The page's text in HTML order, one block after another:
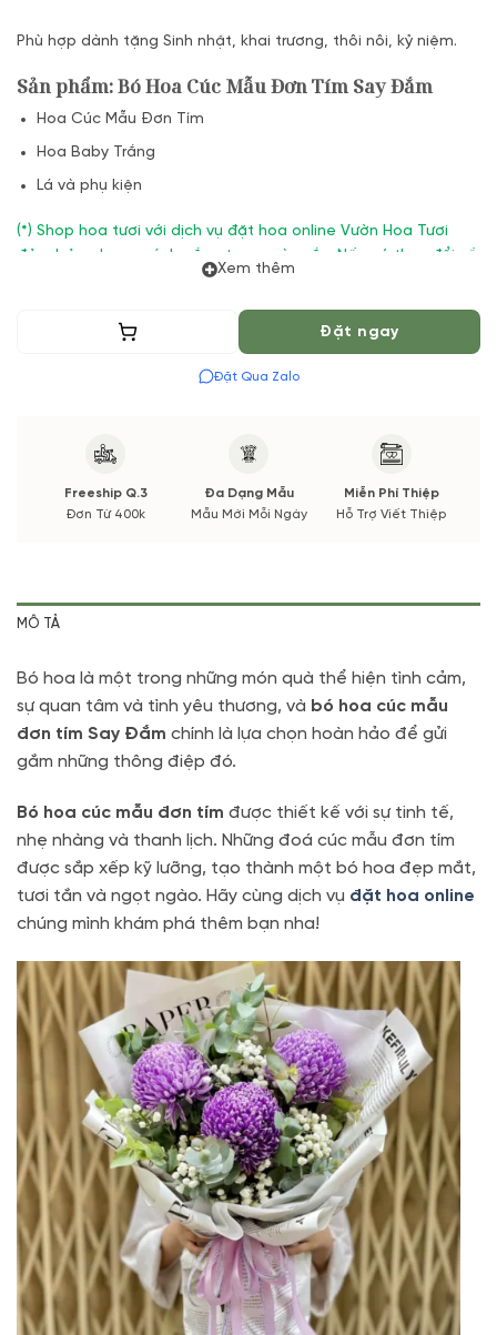
Phù hợp dành tặng Sinh nhật, khai trương, thôi nôi, kỷ niệm.
Sản phẩm: Bó Hoa Cúc Mẫu Đơn Tím Say Đắm
Hoa Cúc Mẫu Đơn Tím
Hoa Baby Trắng
Lá và phụ kiện
(*) Shop hoa tươi với dịch vụ đặt hoa online Vườn Hoa Tươi
đảm bảo phong cách cắm, tone màu sắc. Nếu có thay đổi về
Hoa phụ và thời gian giao sẽ được thông báo đến Quý khách
Xem thêm
Thêm vào giỏ Đặt ngay
Đặt Qua Zalo
Freeship Q.3
Đơn Từ 400k
Đa Dạng Mẫu
Mẫu Mới Mỗi Ngày
Miễn Phí Thiệp
Hỗ Trợ Viết Thiệp
MÔ TẢ
Bó hoa là một trong những món quà thể hiện tình cảm,
sự quan tâm và tình yêu thương, và bó hoa cúc mẫu
đơn tím Say Đắm chính là lựa chọn hoàn hảo để gửi
gắm những thông điệp đó.
Bó hoa cúc mẫu đơn tím được thiết kế với sự tinh tế,
nhẹ nhàng và thanh lịch. Những đoá cúc mẫu đơn tím
được sắp xếp kỹ lưỡng, tạo thành một bó hoa đẹp mắt,
tươi tắn và ngọt ngào. Hãy cùng dịch vụ đặt hoa online
chúng mình khám phá thêm bạn nha!